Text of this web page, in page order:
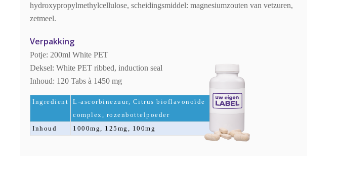
hydroxypropylmethylcellulose, scheidingsmiddel: magnesiumzouten van vetzuren,
zetmeel.
Verpakking
Potje: 200ml White PET
Deksel: White PET ribbed, induction seal
Inhoud: 120 Tabs à 1450 mg
Ingredient
L-ascorbinezuur, Citrus bioflavonoïde
complex, rozenbottelpoeder
Inhoud
1000mg, 125mg, 100mg